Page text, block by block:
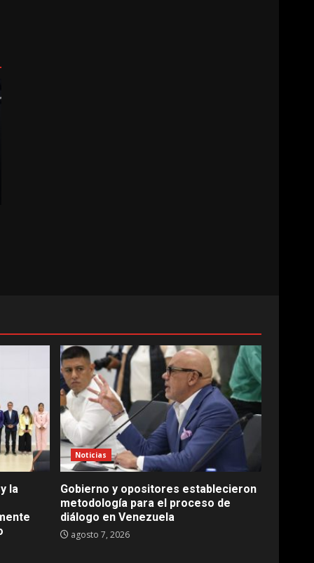
la
Noticias
Gobierno y opositores establecieron
metodología para el proceso de
diálogo en Venezuela
agosto 7, 2026